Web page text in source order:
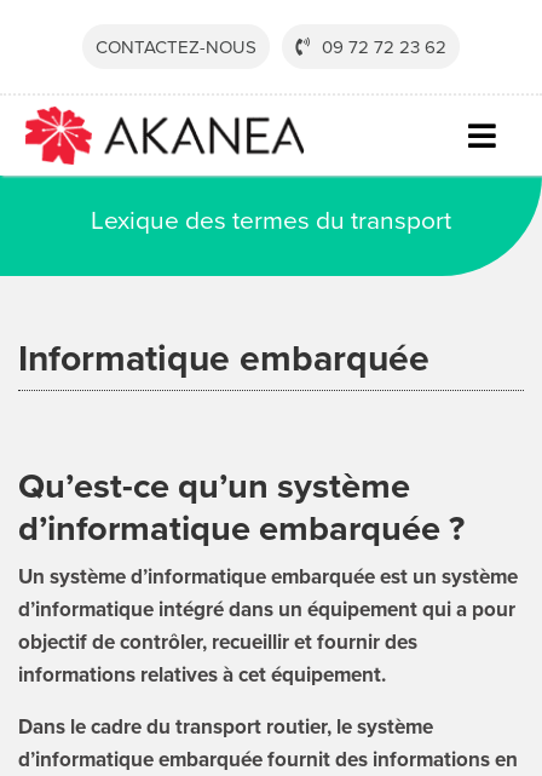
CONTACTEZ-NOUS 09 72 72 23 62
Search
Lexique des termes du transport
Informatique embarquée
Qu’est-ce qu’un système
d’informatique embarquée ?
Un système d’informatique embarquée est un système
d’informatique intégré dans un équipement qui a pour
objectif de contrôler, recueillir et fournir des
informations relatives à cet équipement.
Dans le cadre du transport routier, le système
d’informatique embarquée fournit des informations en